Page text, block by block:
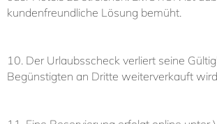
kun­den­freund­li­che Lö­sung be­müht.
10. Der Ur­laubs­scheck ver­liert sei­ne
Be­güns­tig­ten an Drit­te wei­ter­ver­kauft wird.